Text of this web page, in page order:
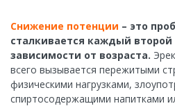
Снижение потенции – это
сталкивается каждый
зависимости от возраста.
всего вызывается пережитыми
физическими нагрузками,
спиртосодержащими напитками